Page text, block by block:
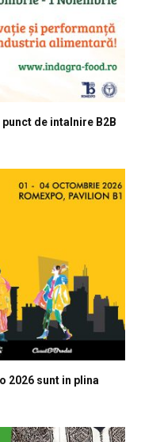
de intalnire B2B
2026 sunt in plina